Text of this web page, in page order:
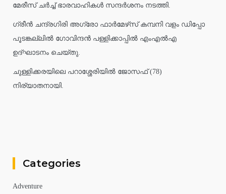
മേരീസ് ചർച്ച് ഭാരവാഹികൾ സന്ദർശനം നടത്തി.
ഗ്രീൻ ചന്ദ്രഗിരി അഗ്രോ ഫാർമേഴ്‌സ് കമ്പനി വളം ഡിപ്പോ
പൂടങ്കല്ലിൽ ഗോവിന്ദൻ പള്ളിക്കാപ്പിൽ എംഎൽഎ
ഉദ്ഘാടനം ചെയ്തു.
ചുള്ളിക്കരയിലെ പറാശ്ശേരിയിൽ ജോസഫ് (78)
നിര്യാതനായി.
Categories
Adventure